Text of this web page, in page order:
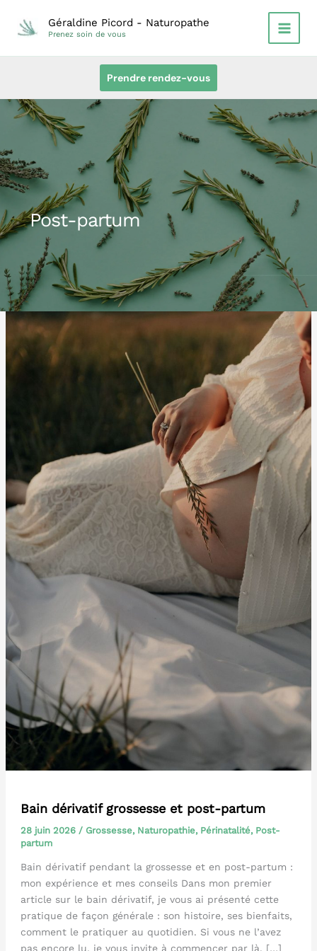
contenu
Géraldine Picord - Naturopathe
Prenez soin de vous
Prendre rendez-vous
Post-partum
Bain dérivatif grossesse et post-partum
28 juin 2026 / Grossesse, Naturopathie, Périnatalité, Post-
partum
Bain dérivatif pendant la grossesse et en post-partum :
mon expérience et mes conseils Dans mon premier
article sur le bain dérivatif, je vous ai présenté cette
pratique de façon générale : son histoire, ses bienfaits,
comment le pratiquer au quotidien. Si vous ne l’avez
pas encore lu, je vous invite à commencer par là. […]